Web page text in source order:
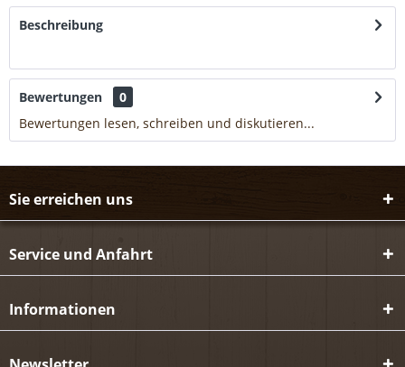
Beschreibung
Bewertungen
0
Bewertungen lesen, schreiben und diskutieren...
Sie erreichen uns
Service und Anfahrt
Informationen